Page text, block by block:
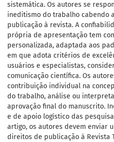
sistemática. Os autores se
ineditismo do trabalho cabendo
publicação à revista. A
própria de apresentação tem
personalizada, adaptada aos
em que adota critérios de
usuários e especialistas,
comunicação científica. Os
contribuição individual na
do trabalho, análise ou
aprovação final do manuscrito.
e de apoio logístico das
artigo, os autores devem enviar
direitos de publicação à Revista